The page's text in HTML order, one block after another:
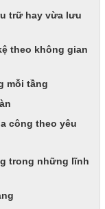
trữ hay vừa lưu
theo không gian
mỗi tầng
công theo yêu
trong những lĩnh